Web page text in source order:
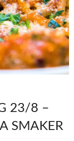
23/8 –
SMAKER